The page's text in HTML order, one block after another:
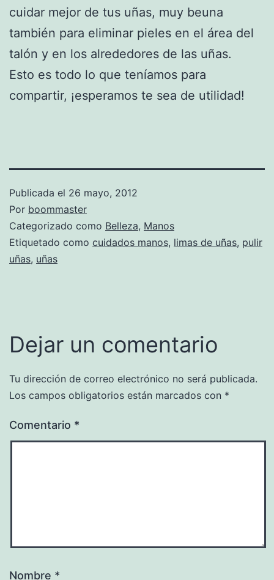
cuidar mejor de tus uñas, muy beuna
también para eliminar pieles en el área del
talón y en los alrededores de las uñas.
Esto es todo lo que teníamos para
compartir, ¡esperamos te sea de utilidad!
Publicada el 26 mayo, 2012
Por boommaster
Categorizado como Belleza, Manos
Etiquetado como cuidados manos, limas de uñas, pulir
uñas, uñas
Dejar un comentario
Tu dirección de correo electrónico no será publicada.
Los campos obligatorios están marcados con *
Comentario *
Nombre *